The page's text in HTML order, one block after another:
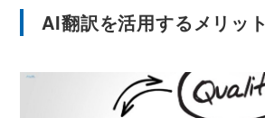
AI翻訳を活用するメリット